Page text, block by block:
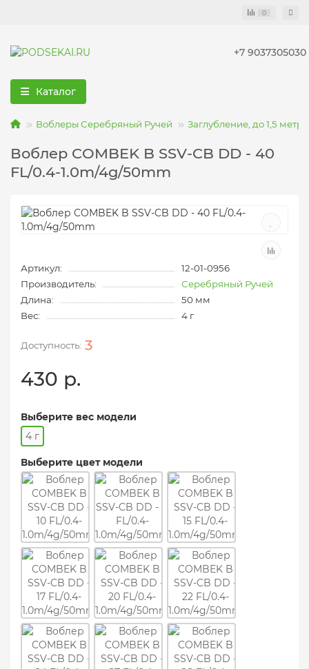
0
+7 9037305030
Каталог
Воблеры Серебряный Ручей Заглубление, до 1,5
Воблер COMBEK B SSV-CB DD - 40
FL/0.4-1.0m/4g/50mm
Артикул:
12-01-0956
Производитель:
Серебряный Ручей
Длина:
50 мм
Вес:
4 г
3
430 р.
Выберите вес модели
4 г
Выберите цвет модели